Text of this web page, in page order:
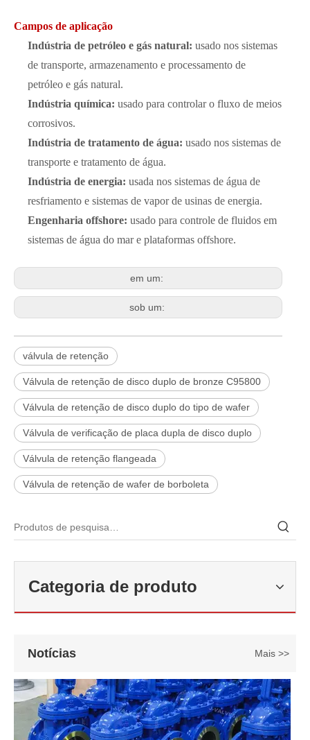
Campos de aplicação
Indústria de petróleo e gás natural: usado nos sistemas
de transporte, armazenamento e processamento de
petróleo e gás natural.
Indústria química: usado para controlar o fluxo de meios
corrosivos.
Indústria de tratamento de água: usado nos sistemas de
transporte e tratamento de água.
Indústria de energia: usada nos sistemas de água de
resfriamento e sistemas de vapor de usinas de energia.
Engenharia offshore: usado para controle de fluidos em
sistemas de água do mar e plataformas offshore.
em um:
sob um:
válvula de retenção
Válvula de retenção de disco duplo de bronze C95800
Válvula de retenção de disco duplo do tipo de wafer
Válvula de verificação de placa dupla de disco duplo
Válvula de retenção flangeada
Válvula de retenção de wafer de borboleta
Categoria de produto
Notícias Mais >>
J-VALVES fabrica válvula de esfera de alta temperatura em aço